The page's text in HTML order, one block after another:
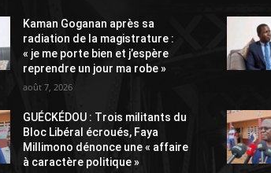
Kaman Goganan après sa
radiation de la magistrature :
« je me porte bien et j’espère
reprendre un jour ma robe »
août 7, 2026
GUÉCKÉDOU : Trois militants du
Bloc Libéral écroués, Faya
Millimono dénonce une « affaire
à caractère politique »